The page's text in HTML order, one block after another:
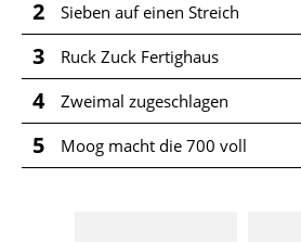
2 Sieben auf einen Streich
3 Ruck Zuck Fertighaus
4 Zweimal zugeschlagen
5 Moog macht die 700 voll